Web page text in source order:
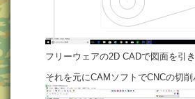
フリーウェアの2D CADで図面を引き
それを元にCAMソフトでCNCの切